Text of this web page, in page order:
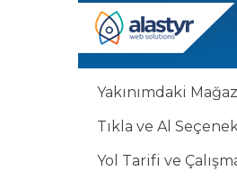
Yakınımdaki
Tıkla ve Al
Yol Tarifi ve